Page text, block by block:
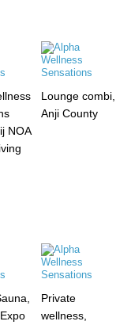
NOA
Lounge combi,
Anji County
Private
wellness,